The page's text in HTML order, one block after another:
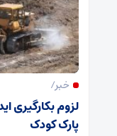
خبر/
لزوم بکارگیری
پارک کودک